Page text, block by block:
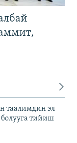
таалимдин эл
тийиш